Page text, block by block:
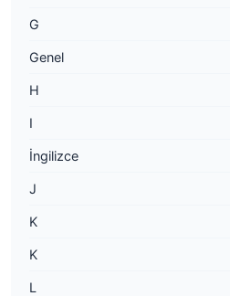
G
Genel
H
I
İngilizce
J
K
K
L